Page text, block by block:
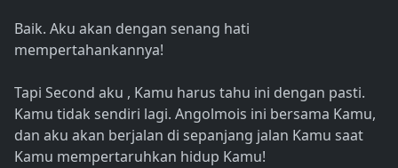
Baik. Aku akan dengan senang hati
mempertahankannya!
Tapi Second aku , Kamu harus tahu ini dengan pasti.
Kamu tidak sendiri lagi. Angolmois ini bersama Kamu,
dan aku akan berjalan di sepanjang jalan Kamu saat
Kamu mempertaruhkan hidup Kamu!